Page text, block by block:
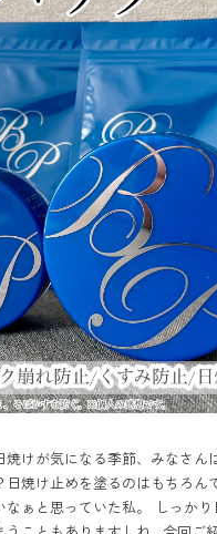
焼けが気になる季節、みなさん
焼け止めを塗るのはもちろん
なぁと思っていた私。 しっか